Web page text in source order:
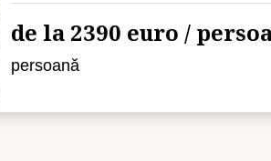
de la 2390 euro /
persoană